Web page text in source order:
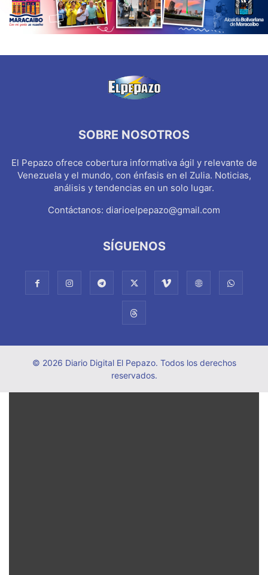
SOBRE NOSOTROS
El Pepazo ofrece cobertura informativa ágil y relevante de
Venezuela y el mundo, con énfasis en el Zulia. Noticias,
análisis y tendencias en un solo lugar.
Contáctanos: diarioelpepazo@gmail.com
SÍGUENOS
© 2026 Diario Digital El Pepazo. Todos los derechos
reservados.